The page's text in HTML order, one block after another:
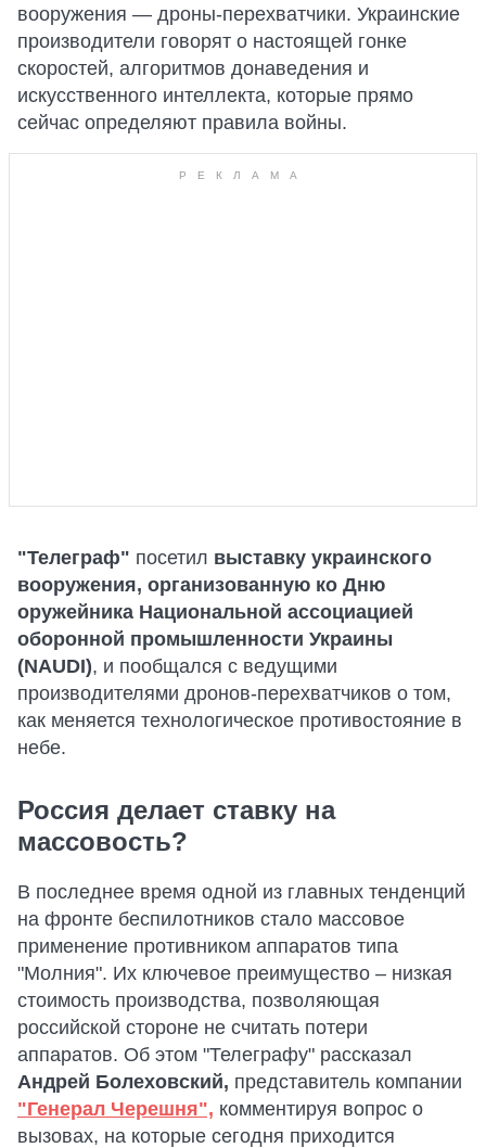
вооружения — дроны-перехватчики. Украинские
производители говорят о настоящей гонке
скоростей, алгоритмов донаведения и
искусственного интеллекта, которые прямо
сейчас определяют правила войны.
"Телеграф" посетил выставку украинского
вооружения, организованную ко Дню
оружейника Национальной ассоциацией
оборонной промышленности Украины
(NAUDI), и пообщался с ведущими
производителями дронов-перехватчиков о том,
как меняется технологическое противостояние в
небе.
Россия делает ставку на
массовость?
В последнее время одной из главных тенденций
на фронте беспилотников стало массовое
применение противником аппаратов типа
"Молния". Их ключевое преимущество – низкая
стоимость производства, позволяющая
российской стороне не считать потери
аппаратов. Об этом "Телеграфу" рассказал
Андрей Болеховский, представитель компании
"Генерал Черешня", комментируя вопрос о
вызовах, на которые сегодня приходится